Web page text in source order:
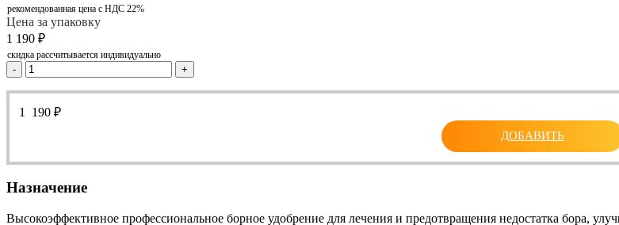
рекомендованная цена с НДС 22%
Цена за упаковку
1 190 ₽
скидка рассчитывается индивидуально
- +
1 190 ₽
ДОБАВИТЬ
Назначение
Высокоэффективное профессиональное борное удобрение для лечения и предотвращения недостатка бора,